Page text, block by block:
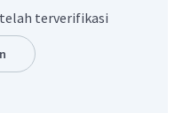
telah terverifikasi